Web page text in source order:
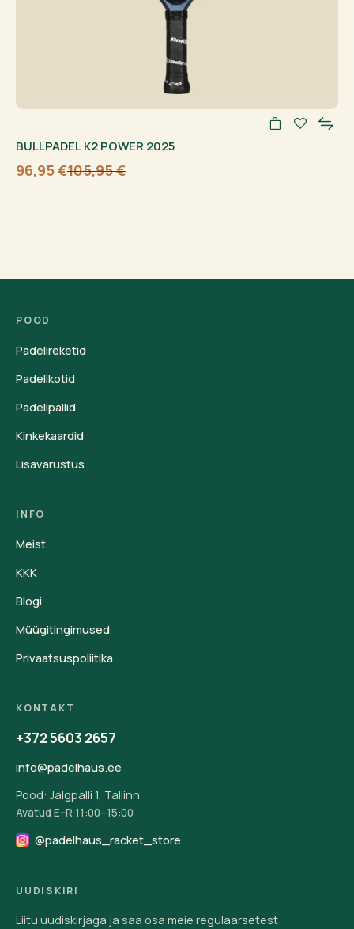
BULLPADEL K2 POWER 2025
105,95€
Algne
96,95€
Current
POOD
Padelireketid
Padelikotid
Padelipallid
Kinkekaardid
Lisavarustus
INFO
Meist
KKK
Blogi
Müügitingimused
Privaatsuspoliitika
KONTAKT
+372 5603 2657
info@padelhaus.ee
Pood: Jalgpalli 1, Tallinn
Avatud E–R 11:00–15:00
@padelhaus_racket_store
UUDISKIRI
Liitu uudiskirjaga ja saa osa meie regulaarsetest